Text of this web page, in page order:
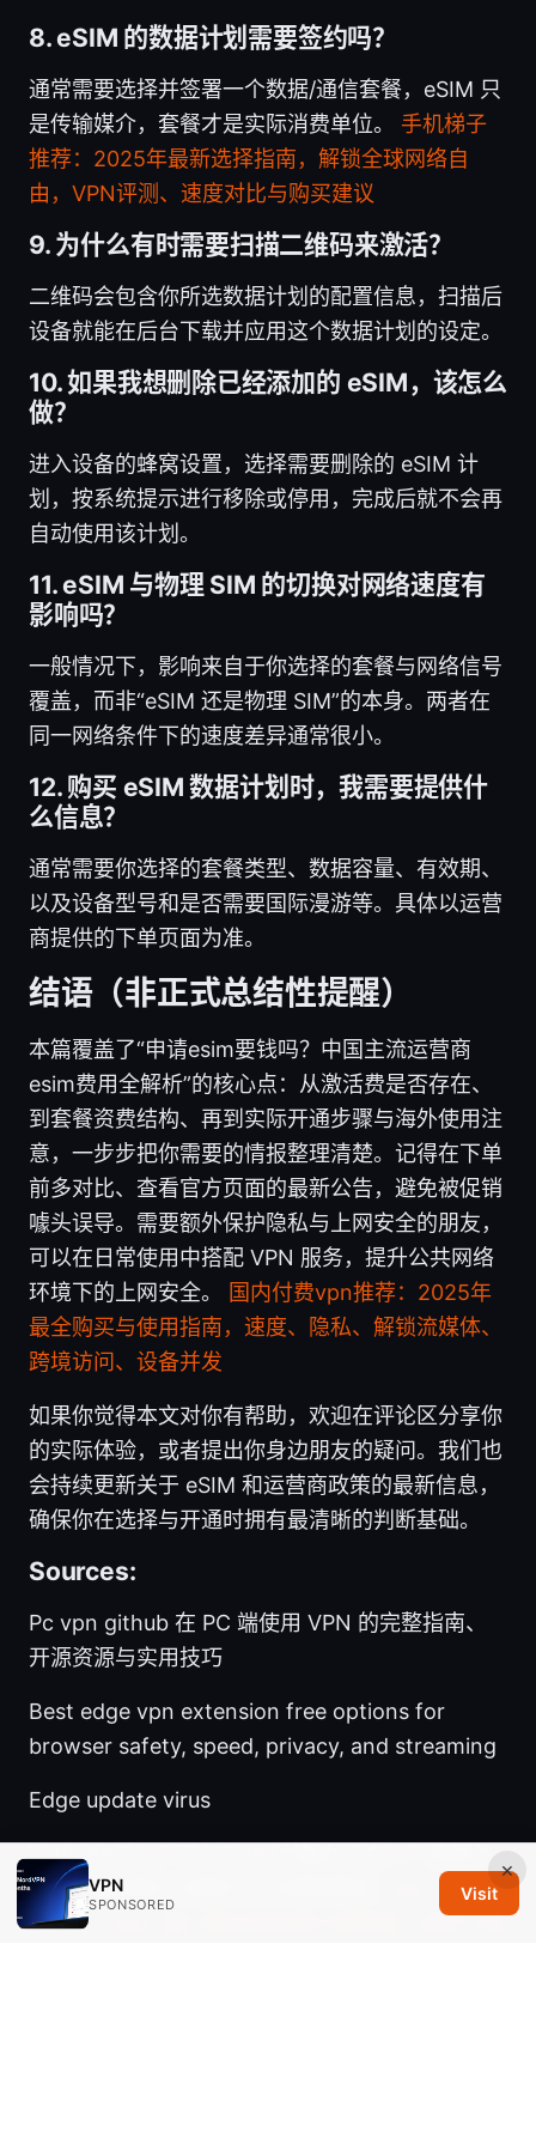
8. eSIM 的数据计划需要签约吗？
通常需要选择并签署一个数据/通信套餐，eSIM 只
是传输媒介，套餐才是实际消费单位。 手机梯子
推荐：2025年最新选择指南，解锁全球网络自
由，VPN评测、速度对比与购买建议
9. 为什么有时需要扫描二维码来激活？
二维码会包含你所选数据计划的配置信息，扫描后
设备就能在后台下载并应用这个数据计划的设定。
10. 如果我想删除已经添加的 eSIM，该怎么
做？
进入设备的蜂窝设置，选择需要删除的 eSIM 计
划，按系统提示进行移除或停用，完成后就不会再
自动使用该计划。
11. eSIM 与物理 SIM 的切换对网络速度有
影响吗？
一般情况下，影响来自于你选择的套餐与网络信号
覆盖，而非“eSIM 还是物理 SIM”的本身。两者在
同一网络条件下的速度差异通常很小。
12. 购买 eSIM 数据计划时，我需要提供什
么信息？
通常需要你选择的套餐类型、数据容量、有效期、
以及设备型号和是否需要国际漫游等。具体以运营
商提供的下单页面为准。
结语（非正式总结性提醒）
本篇覆盖了“申请esim要钱吗？中国主流运营商
esim费用全解析”的核心点：从激活费是否存在、
到套餐资费结构、再到实际开通步骤与海外使用注
意，一步步把你需要的情报整理清楚。记得在下单
前多对比、查看官方页面的最新公告，避免被促销
噱头误导。需要额外保护隐私与上网安全的朋友，
可以在日常使用中搭配 VPN 服务，提升公共网络
环境下的上网安全。
国内付费vpn推荐：2025年
最全购买与使用指南，速度、隐私、解锁流媒体、
跨境访问、设备并发
如果你觉得本文对你有帮助，欢迎在评论区分享你
的实际体验，或者提出你身边朋友的疑问。我们也
会持续更新关于 eSIM 和运营商政策的最新信息，
确保你在选择与开通时拥有最清晰的判断基础。
Sources:
Pc vpn github 在 PC 端使用 VPN 的完整指南、
开源资源与实用技巧
Best edge vpn extension free options for
browser safety, speed, privacy, and streaming
Edge update virus
Youtubeプレミアムでvpnが繋がらない？原因と
確実な解決策と回避方法を徹底解説
Clash 购买订
阅：在 Clash 客户端实现快速订阅配置、购买订阅
×
VPN
SPONSORED
Visit